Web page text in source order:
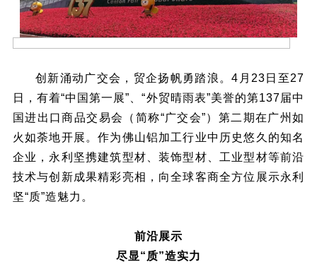
创新涌动广交会，贸企扬帆勇踏浪。4月23日至27
日，有着“中国第一展”、“外贸晴雨表”美誉的第137届中
国进出口商品交易会（简称“广交会”）第二期在广州如
火如荼地开展。作为佛山铝加工行业中历史悠久的知名
企业，永利坚携建筑型材、装饰型材、工业型材等前沿
技术与创新成果精彩亮相，向全球客商全方位展示永利
坚“质”造魅力。
前沿展示
尽显“质”造实力